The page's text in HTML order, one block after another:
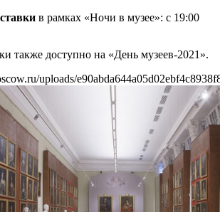
в рамках «Ночи в музее»: с 19:00
также доступно на «День музеев-2021».
uploads/